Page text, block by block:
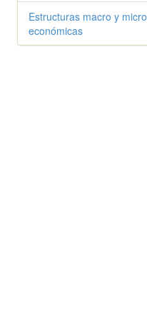
Estructuras macro y micro
económicas